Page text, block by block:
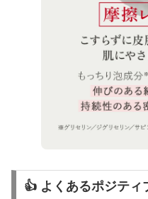
👍 よくあるポジティ